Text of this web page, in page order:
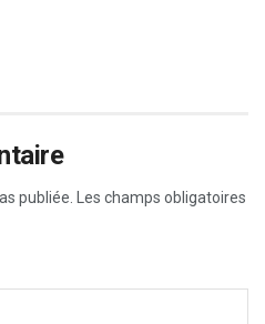
publiée.
Les champs obligatoires